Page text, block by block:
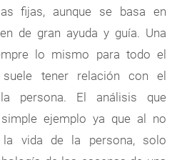
fijas, aunque se basa en
de gran ayuda y guía. Una
lo mismo para todo el
tener relación con el
persona. El análisis que
ejemplo ya que al no
vida de la persona, solo